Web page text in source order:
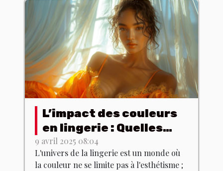
L’impact des couleurs
en lingerie : Quelles
teintes choisir pour
quel effet ?
9 avril 2025 08:04
L'univers de la lingerie est un monde où
la couleur ne se limite pas à l'esthétisme ;